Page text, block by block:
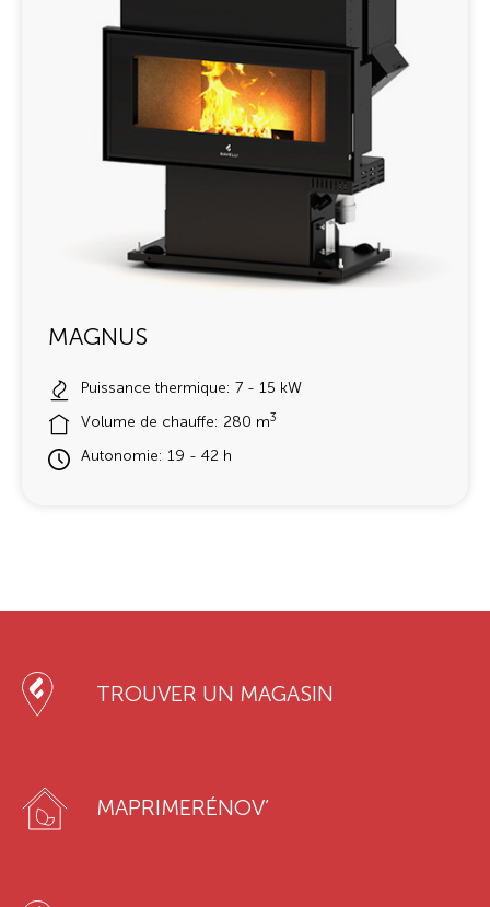
MAGNUS
Puissance thermique: 7 - 15 kW
Volume de chauffe: 280 m3
Autonomie: 19 - 42 h
TROUVER UN MAGASIN
MAPRIMERÉNOV’